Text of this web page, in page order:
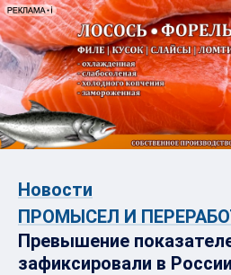
Новости
ПРОМЫСЕЛ И
Превышение
зафиксировали в